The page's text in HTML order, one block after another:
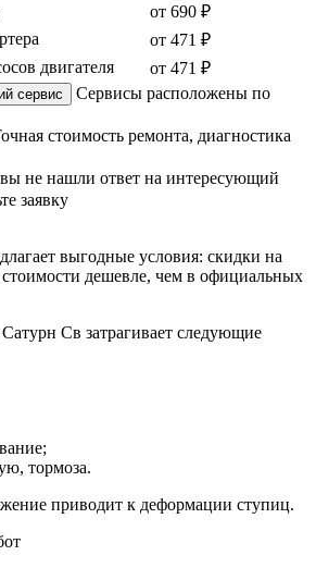
от 690 ₽
от 471 ₽
двигателя
от 471 ₽
сервис
Сервисы расположены по
стоимость ремонта, диагностика
не нашли ответ на интересующий
заявку
выгодные условия: скидки на
дешевле, чем в официальных
Св затрагивает следующие
тормоза.
приводит к деформации ступиц.